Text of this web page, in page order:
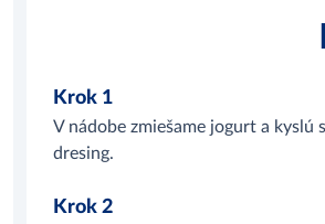
Krok 1
V nádobe zmiešame jogurt a
dresing.
Krok 2